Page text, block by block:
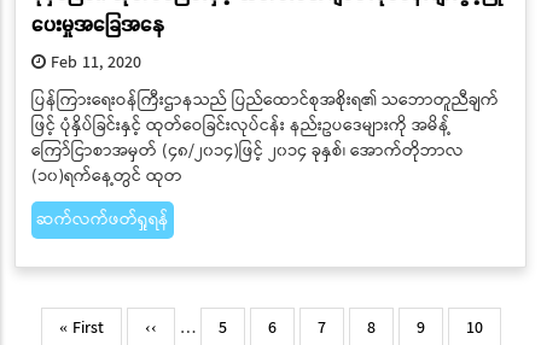
ပေးမှုအခြေအနေ
Feb 11, 2020
ပြန်ကြားရေးဝန်ကြီးဌာနသည် ပြည်ထောင်စုအစိုးရ၏ သဘောတူညီချက်
ဖြင့် ပုံနှိပ်ခြင်းနှင့် ထုတ်ဝေခြင်းလုပ်ငန်း နည်းဥပဒေများကို အမိန့်
ကြော်ငြာစာအမှတ် (၄၈/၂၀၁၄)ဖြင့် ၂၀၁၄ ခုနှစ်၊ အောက်တိုဘာလ
(၁၀)ရက်နေ့တွင် ထုတ
ဆက်လက်ဖတ်ရှုရန်
Pagination
First
« First
Previous
‹‹ … Page
5 Page
6 Page
7 Page
8 Page
9 Page
10